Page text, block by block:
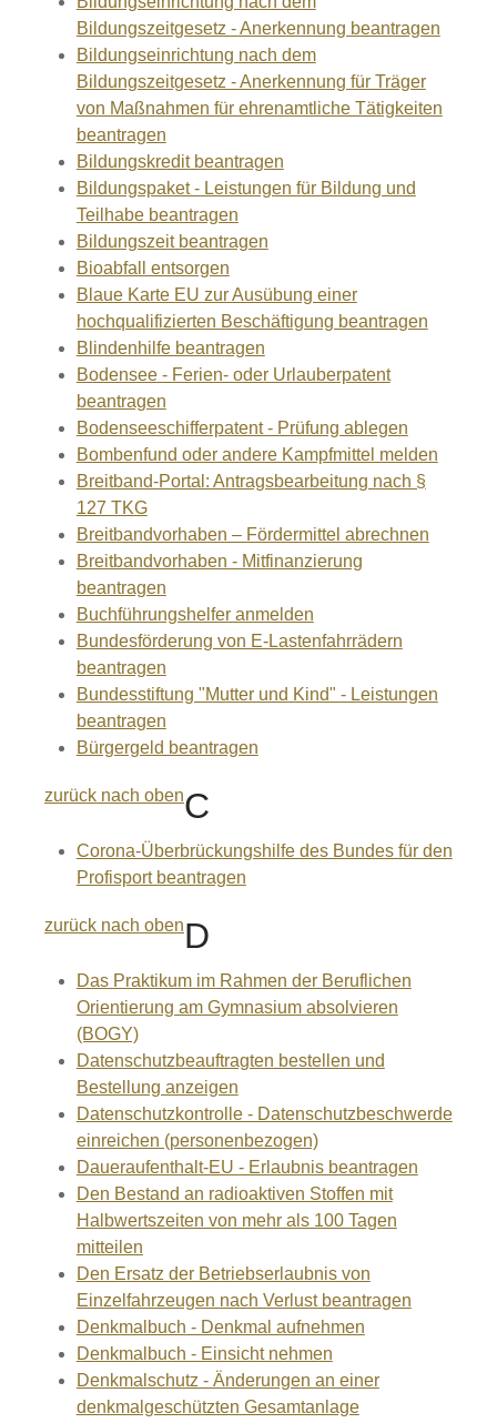
Bildungszeitgesetz - Anerkennung beantragen
Bildungseinrichtung nach dem
Bildungszeitgesetz - Anerkennung für Träger
von Maßnahmen für ehrenamtliche Tätigkeiten
beantragen
Bildungskredit beantragen
Bildungspaket - Leistungen für Bildung und
Teilhabe beantragen
Bildungszeit beantragen
Bioabfall entsorgen
Blaue Karte EU zur Ausübung einer
hochqualifizierten Beschäftigung beantragen
Blindenhilfe beantragen
Bodensee - Ferien- oder Urlauberpatent
beantragen
Bodenseeschifferpatent - Prüfung ablegen
Bombenfund oder andere Kampfmittel melden
Breitband-Portal: Antragsbearbeitung nach §
127 TKG
Breitbandvorhaben – Fördermittel abrechnen
Breitbandvorhaben - Mitfinanzierung
beantragen
Buchführungshelfer anmelden
Bundesförderung von E-Lastenfahrrädern
beantragen
Bundesstiftung "Mutter und Kind" - Leistungen
beantragen
Bürgergeld beantragen
zurück nach obenC
Corona-Überbrückungshilfe des Bundes für den
Profisport beantragen
zurück nach obenD
Das Praktikum im Rahmen der Beruflichen
Orientierung am Gymnasium absolvieren
(BOGY)
Datenschutzbeauftragten bestellen und
Bestellung anzeigen
Datenschutzkontrolle - Datenschutzbeschwerde
einreichen (personenbezogen)
Daueraufenthalt-EU - Erlaubnis beantragen
Den Bestand an radioaktiven Stoffen mit
Halbwertszeiten von mehr als 100 Tagen
mitteilen
Den Ersatz der Betriebserlaubnis von
Einzelfahrzeugen nach Verlust beantragen
Denkmalbuch - Denkmal aufnehmen
Denkmalbuch - Einsicht nehmen
Denkmalschutz - Änderungen an einer
denkmalgeschützten Gesamtanlage